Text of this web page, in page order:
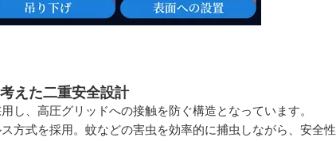
えた二重安全設計
し、高圧グリッドへの接触を防ぐ構造となっています。
方式を採用。蚊などの害虫を効率的に捕虫しながら、安全性